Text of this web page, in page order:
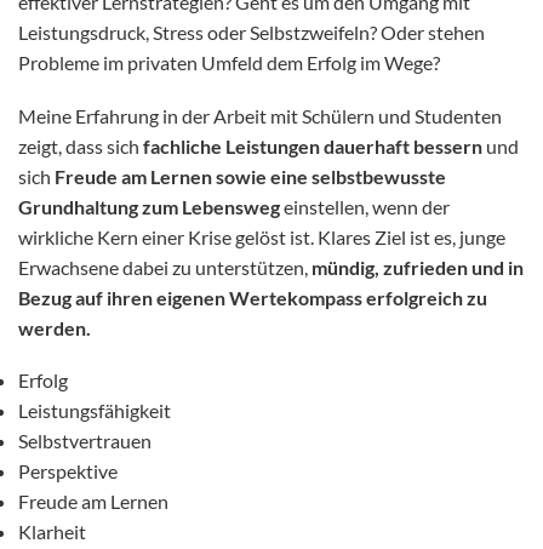
Leistungsdruck, Stress oder Selbstzweifeln? Oder stehen
Probleme im privaten Umfeld dem Erfolg im Wege?
Meine Erfahrung in der Arbeit mit Schülern und Studenten
zeigt, dass sich fachliche Leistungen dauerhaft bessern und
sich Freude am Lernen sowie eine selbstbewusste
Grundhaltung zum Lebenswegeinstellen, wenn der
wirkliche Kern einer Krise gelöst ist. Klares Ziel ist es, junge
Erwachsene dabei zu unterstützen, mündig, zufrieden und in
Bezug auf ihren eigenen Wertekompass erfolgreich zu
werden.
Erfolg
Leistungsfähigkeit
Selbstvertrauen
Perspektive
Freude am Lernen
Klarheit